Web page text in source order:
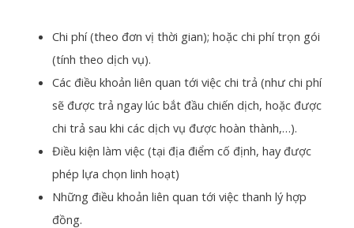
Chi phí (theo đơn vị thời gian); hoặc chi phí trọn gói
(tính theo dịch vụ).
Các điều khoản liên quan tới việc chi trả (như chi phí
sẽ được trả ngay lúc bắt đầu chiến dịch, hoặc được
chi trả sau khi các dịch vụ được hoàn thành,…).
Điều kiện làm việc (tại địa điểm cố định, hay được
phép lựa chọn linh hoạt)
Những điều khoản liên quan tới việc thanh lý hợp
đồng.